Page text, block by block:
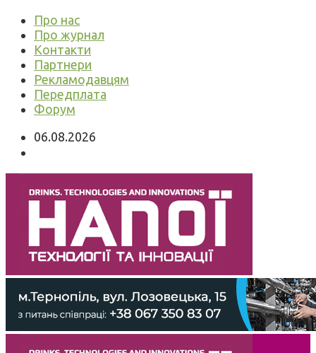
Про нас
Про журнал
Контакти
Партнери
Рекламодавцям
Передплата
Форум
06.08.2026